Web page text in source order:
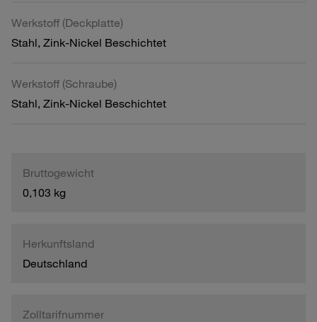
Werkstoff (Deckplatte)
Stahl, Zink-Nickel Beschichtet
Werkstoff (Schraube)
Stahl, Zink-Nickel Beschichtet
Bruttogewicht
0,103 kg
Herkunftsland
Deutschland
Zolltarifnummer